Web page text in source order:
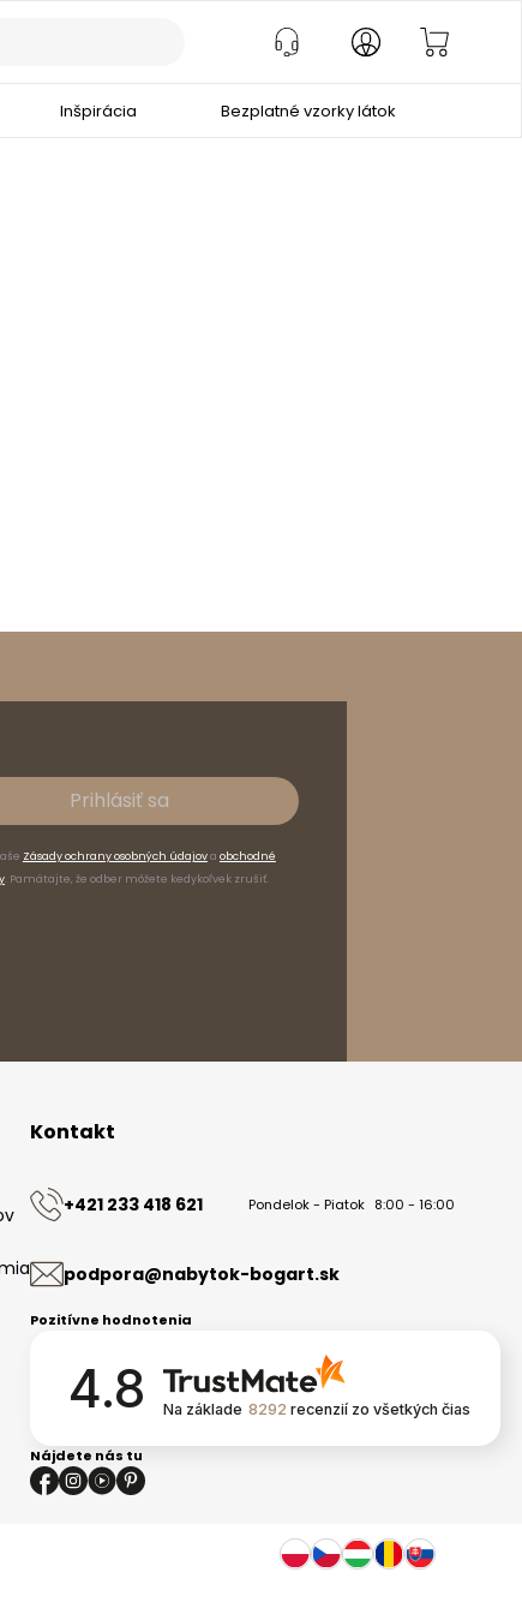
Inšpirácia Bezplatné vzorky látok
Prihlásiť sa
Zásady ochrany osobných údajova obchodné
. Pamätajte, že odber môžete kedykoľvek zrušiť.
Kontakt
+421 233 418 621 Pondelok - Piatok 8:00 - 16:00
podpora@nabytok-bogart.sk
Pozitívne hodnotenia
4.8 Na základe 8292 recenzií zo všetkých čias
Nájdete nás tu